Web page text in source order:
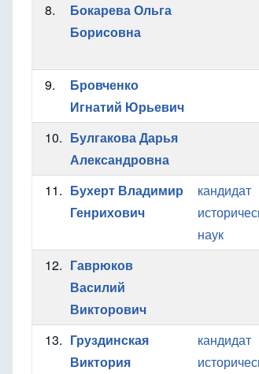
8.
Бокарева Ольга
Борисовна
9.
Бровченко
Игнатий Юрьевич
10. Булгакова Дарья
Александровна
11. Бухерт Владимир
Генрихович
кандидат
наук
12. Гаврюков
Василий
Викторович
13. Груздинская
Виктория
кандидат